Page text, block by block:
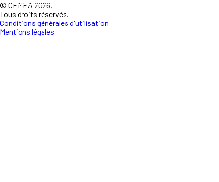
© CEMEA 2026.
Tous droits réservés.
Conditions générales d'utilisation
Mentions légales